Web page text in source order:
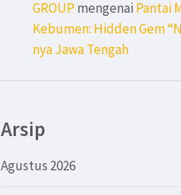
GROUPmengenai Pantai
Kebumen: Hidden Gem
nya Jawa Tengah
Arsip
Agustus 2026